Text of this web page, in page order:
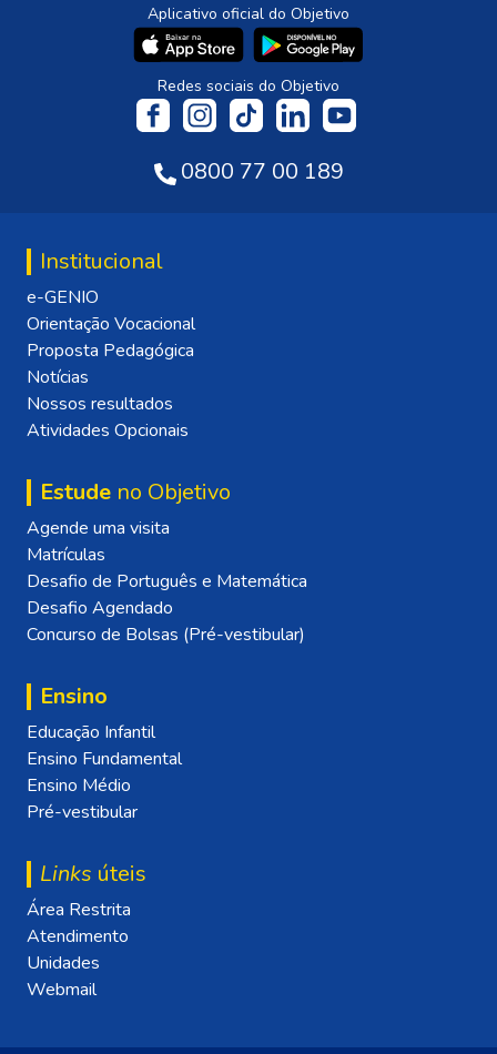
Aplicativo oficial do Objetivo
Redes sociais do Objetivo
0800 77 00 189
Institucional
e-GENIO
Orientação Vocacional
Proposta Pedagógica
Notícias
Nossos resultados
Atividades Opcionais
Estude no Objetivo
Agende uma visita
Matrículas
Desafio de Português e Matemática
Desafio Agendado
Concurso de Bolsas (Pré-vestibular)
Ensino
Educação Infantil
Ensino Fundamental
Ensino Médio
Pré-vestibular
Links úteis
Área Restrita
Atendimento
Unidades
Webmail